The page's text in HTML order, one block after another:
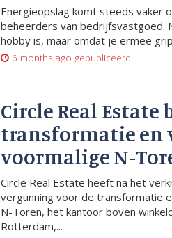
Energieopslag komt steeds vaker
beheerders van bedrijfsvastgoed.
hobby is, maar omdat je ermee
6 months ago gepubliceerd
Circle Real Estate
transformatie en
voormalige N-
Circle Real Estate heeft na het
vergunning voor de transformatie
N-Toren, het kantoor boven
Rotterdam,...